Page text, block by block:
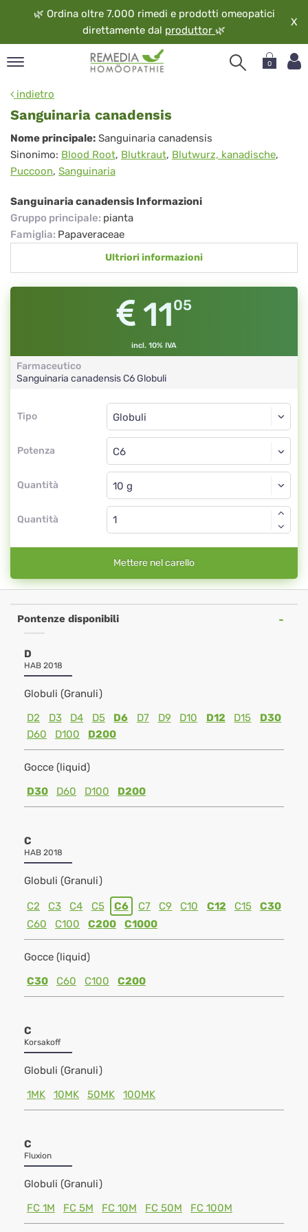
🌿 Ordina oltre 7.000 rimedi e prodotti omeopatici
direttamente dal produttor 🌿
X
0
indietro
Sanguinaria canadensis
Sanguinaria
canadensis
Nome principale: Sanguinaria canadensis
Sinonimo: Blood Root, Blutkraut, Blutwurz, kanadische,
Puccoon, Sanguinaria
Sanguinaria canadensis Informazioni
Gruppo principale: pianta
Famiglia: Papaveraceae
Ultriori informazioni
1105
incl. 10% IVA
Farmaceutico
Sanguinaria canadensisC6Globuli
Tipo
Tipo
Potenza
Globuli
C6
Quantità
Globuli
Quantità
Mettere nel carello
Pontenze disponibili
D
HAB 2018
Globuli (Granuli)
D2
D3 D4 D5 D6 D7 D9 D10 D12 D15
D30
D60
D100 D200
Gocce (liquid)
D30
D60 D100 D200
C
HAB 2018
Globuli (Granuli)
C2 C3 C4 C5 C6 C7 C9 C10 C12 C15
C30
C60
C100 C200 C1000
Gocce (liquid)
C30
C60 C100 C200
C
Korsakoff
Globuli (Granuli)
1MK
10MK 50MK 100MK
C
Fluxion
Globuli (Granuli)
FC 1M
FC 5M FC 10M FC 50M FC 100M